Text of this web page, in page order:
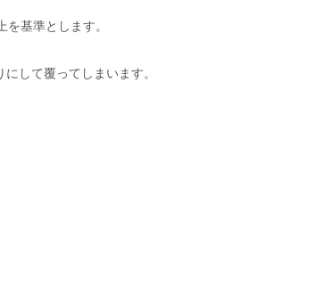
基準とします。
して覆ってしまいます。